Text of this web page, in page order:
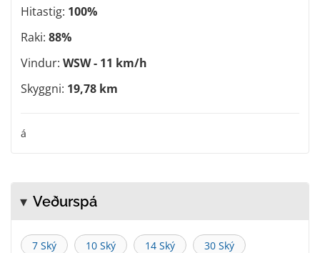
Hitastig: 100%
Raki: 88%
Vindur: WSW - 11 km/h
Skyggni: 19,78 km
á
Veðurspá
7 Ský 10 Ský 14 Ský 30 Ský